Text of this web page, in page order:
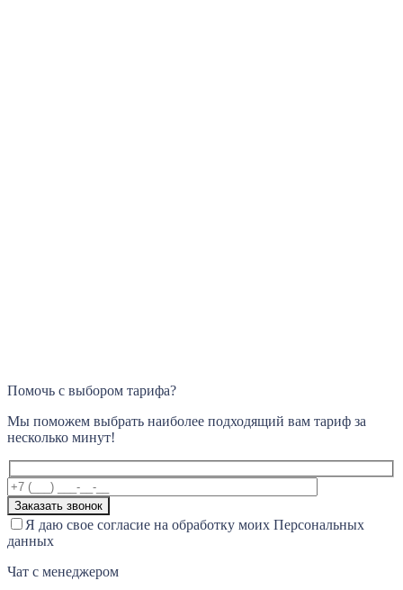
Помочь с выбором тарифа?
Мы поможем выбрать наиболее подходящий вам тариф за
несколько минут!
Я даю свое согласие на обработку моих Персональных
данных
Чат с менеджером